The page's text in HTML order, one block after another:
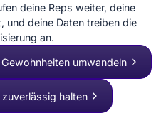
deine Reps weiter, deine
und deine Daten treiben die
an.
umwandeln
halten